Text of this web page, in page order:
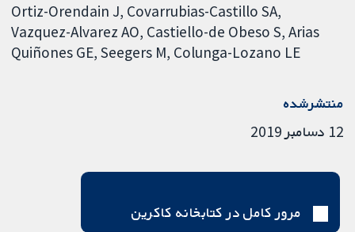
Ortiz-Orendain J Covarrubias-Castillo SA
Vazquez-Alvarez AO Castiello-de Obeso S Arias
Quiñones GE Seegers M Colunga-Lozano LE
منتشرشده
12 دسامبر 2019
مرور کامل در کتابخانه کاکرین